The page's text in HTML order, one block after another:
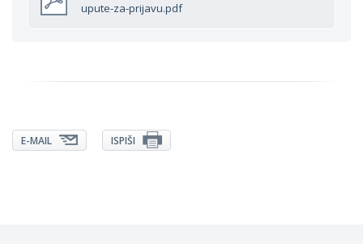
upute-za-prijavu.pdf
E-MAIL ISPIŠI